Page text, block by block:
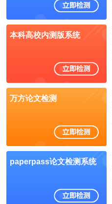
本科高校内测版系统
万方论文检测
paperpass论文检测系统